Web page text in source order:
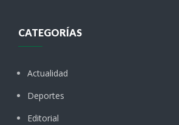
CATEGORÍAS
Actualidad
Deportes
Editorial